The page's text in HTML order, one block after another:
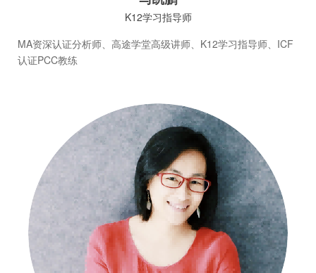
K12学习指导师
MA资深认证分析师、高途学堂高级讲师、K12学习指导师、ICF
认证PCC教练